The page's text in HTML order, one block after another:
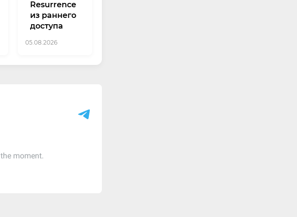
Resurrence
из раннего
доступа
05.08.2026